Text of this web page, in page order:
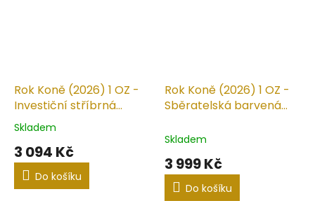
Rok Koně (2026) 1 OZ -
Investiční stříbrná
mince
Průměrné
produktu
5,0
Skladem
3 094 Kč
Do košíku
Rok Koně (2026) 1 OZ -
Sběratelská barvená
Skladem
3 999 Kč
Do košíku